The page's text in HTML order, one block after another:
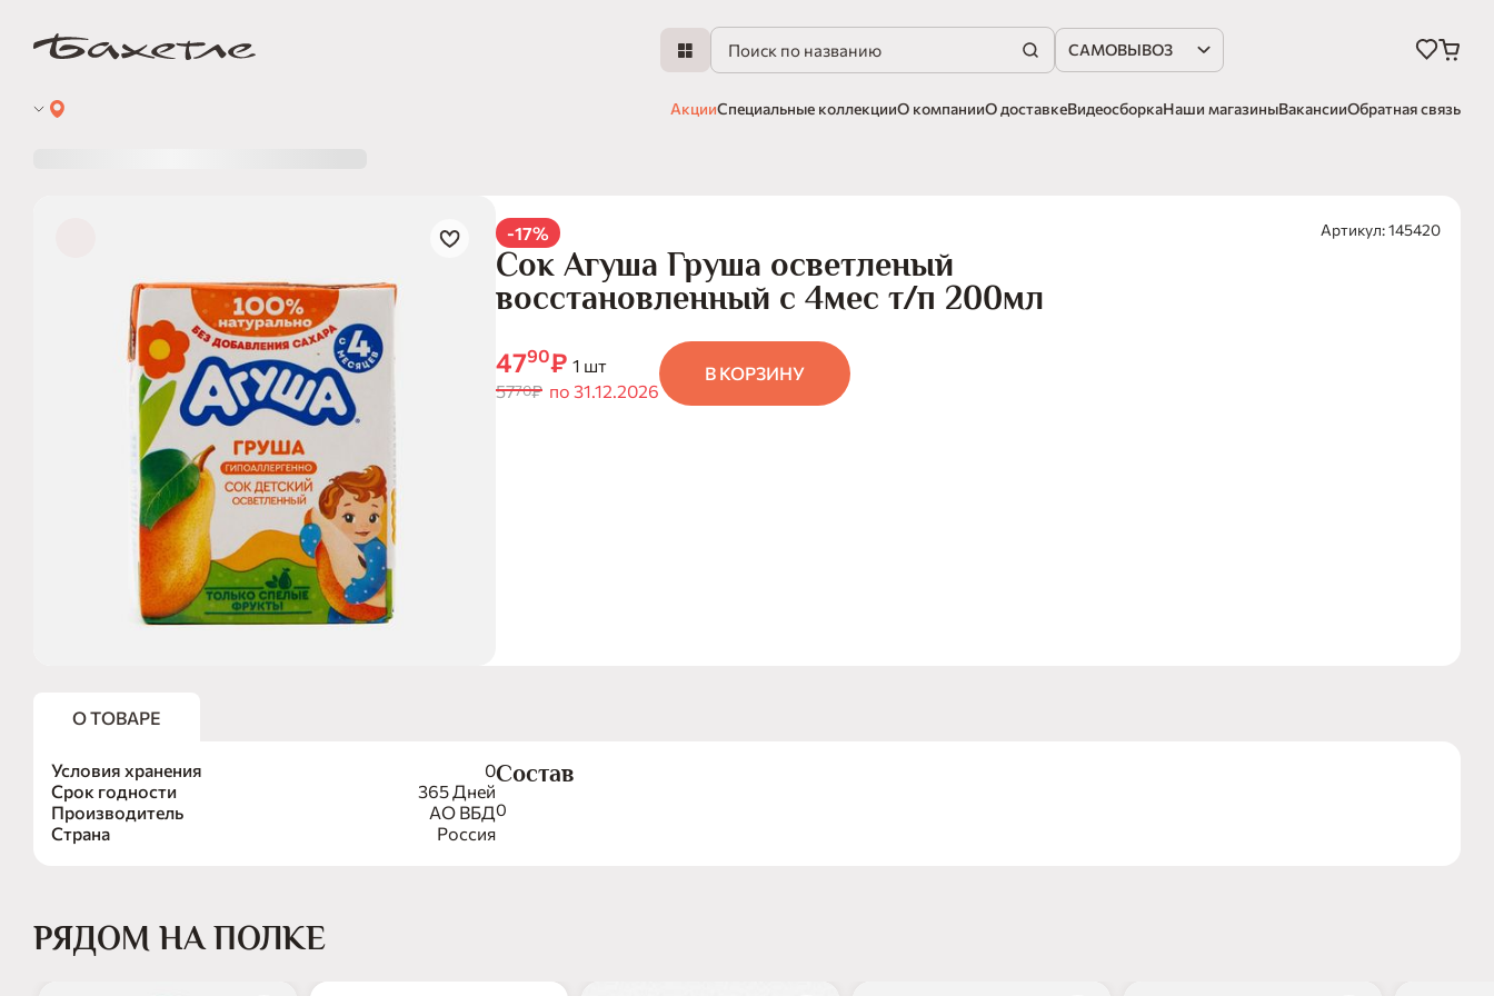
САМОВЫВОЗ
АкцииСпециальные коллекцииО компанииО доставкеВидеосборкаНаши магазиныВакансииОбратная связь
-17%
Сок Агуша Груша осветленый
восстановленный с 4мес т/п 200мл
4790₽ 1 шт
5770₽ по 31.12.2026
В КОРЗИНУ
Артикул: 145420
О ТОВАРЕ
Условия хранения
0
Срок годности
365 Дней
Производитель
АО ВБД
Страна
Россия
Состав
0
РЯДОМ НА ПОЛКЕ